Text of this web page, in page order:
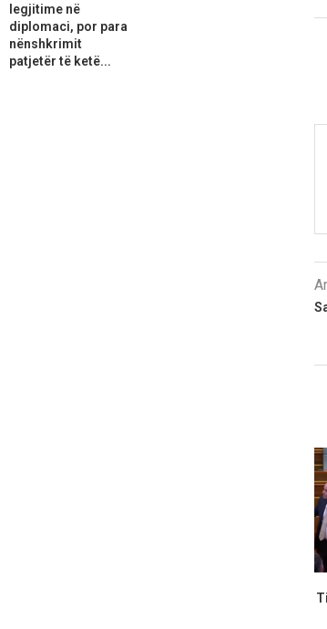
legjitime në
diplomaci, por para
nënshkrimit
patjetër të ketë...